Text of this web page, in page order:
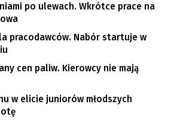
po ulewach. Wkrótce prace na
pracodawców. Nabór startuje w
cen paliw. Kierowcy nie mają
w elicie juniorów młodszych